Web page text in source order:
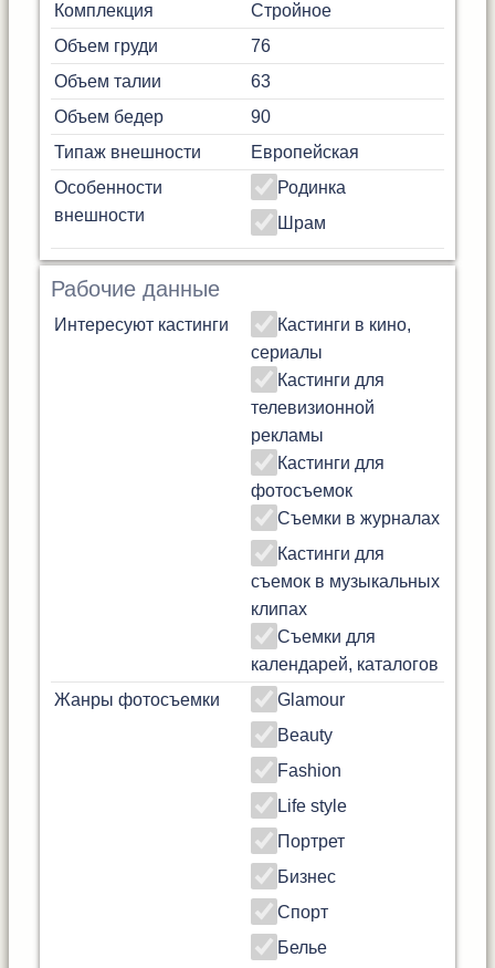
Комплекция
Стройное
Объем груди
76
Объем талии
63
Объем бедер
90
Типаж внешности
Европейская
Особенности
внешности
Родинка
Шрам
Рабочие данные
Интересуют кастинги
Кастинги в кино,
сериалы
Кастинги для
телевизионной
рекламы
Кастинги для
фотосъемок
Съемки в журналах
Кастинги для
съемок в музыкальных
клипах
Съемки для
календарей, каталогов
Жанры фотосъемки
Glamour
Beauty
Fashion
Life style
Портрет
Бизнес
Спорт
Белье